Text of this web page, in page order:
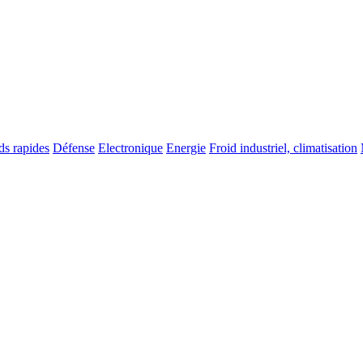
rapides Défense Electronique Energie Froid industriel, climatisation